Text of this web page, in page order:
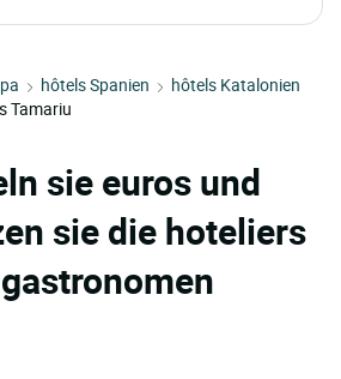
hôtels Spanien
hôtels Katalonien
Tamariu
sie euros und
sie die hoteliers